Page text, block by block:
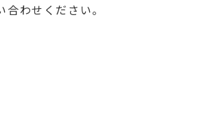
わせください。